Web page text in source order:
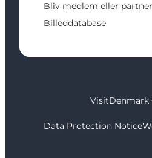
Bliv medlem eller partner
Billeddatabase
VisitDenmark
Data Protection Notice